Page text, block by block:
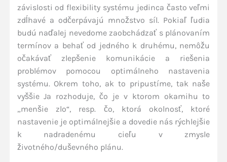
závislosti od flexibility systému jedinca často veľmi
zdĺhavé a odčerpávajú množstvo síl. Pokiaľ ľudia
budú naďalej nevedome zaobchádzať s plánovaním
termínov a behať od jedného k druhému, nemôžu
očakávať zlepšenie komunikácie a riešenia
problémov pomocou optimálneho nastavenia
systému. Okrem toho, ak to pripustíme, tak naše
vyššie Ja rozhoduje, čo je v ktorom okamihu to
„menšie zlo“, resp. čo, ktorá okolnosť, ktoré
nastavenie je optimálnejšie a dovedie nás rýchlejšie
k nadradenému cieľu v zmysle
životného/duševného plánu.